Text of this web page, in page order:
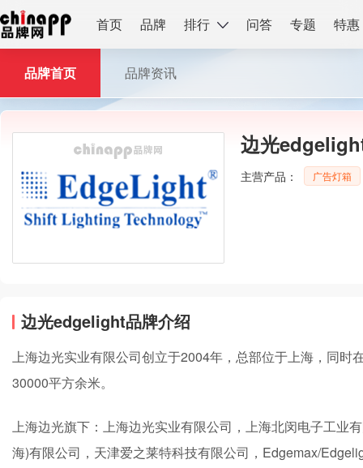
首页 品牌 排行 问答 专题 特惠
边光
主营产品： 广告灯箱
品牌首页 品牌资讯
边光edgelight品牌介绍
上海边光实业有限公司创立于2004年，总部位于上海，同
30000平方余米。
上海边光旗下：上海边光实业有限公司，上海北闵电子工业
海)有限公司，天津爱之莱特科技有限公司，Edgemax/